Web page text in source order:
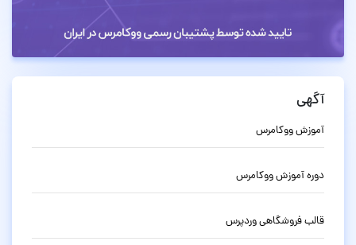
آگهی
آموزش ووکامرس
دوره آموزش ووکامرس
قالب فروشگاهی وردپرس